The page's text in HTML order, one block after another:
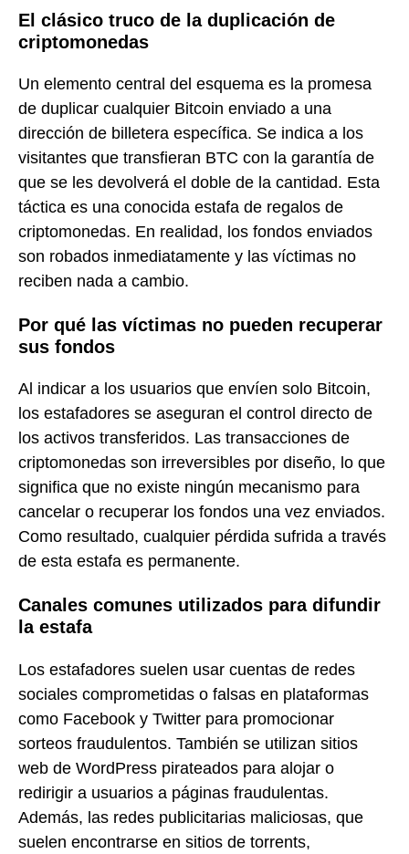
El clásico truco de la duplicación de
criptomonedas
Un elemento central del esquema es la promesa
de duplicar cualquier Bitcoin enviado a una
dirección de billetera específica. Se indica a los
visitantes que transfieran BTC con la garantía de
que se les devolverá el doble de la cantidad. Esta
táctica es una conocida estafa de regalos de
criptomonedas. En realidad, los fondos enviados
son robados inmediatamente y las víctimas no
reciben nada a cambio.
Por qué las víctimas no pueden recuperar
sus fondos
Al indicar a los usuarios que envíen solo Bitcoin,
los estafadores se aseguran el control directo de
los activos transferidos. Las transacciones de
criptomonedas son irreversibles por diseño, lo que
significa que no existe ningún mecanismo para
cancelar o recuperar los fondos una vez enviados.
Como resultado, cualquier pérdida sufrida a través
de esta estafa es permanente.
Canales comunes utilizados para difundir
la estafa
Los estafadores suelen usar cuentas de redes
sociales comprometidas o falsas en plataformas
como Facebook y Twitter para promocionar
sorteos fraudulentos. También se utilizan sitios
web de WordPress pirateados para alojar o
redirigir a usuarios a páginas fraudulentas.
Además, las redes publicitarias maliciosas, que
suelen encontrarse en sitios de torrents,